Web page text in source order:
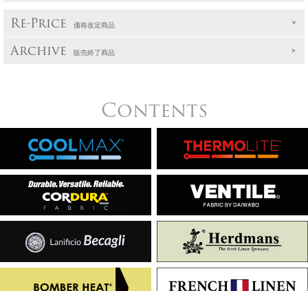
Re-Price 価格改定商品
Archive 販売終了商品
Contents